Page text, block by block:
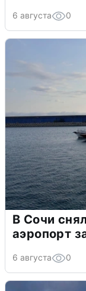
6 августа 0
В Сочи
аэропорт
6 августа 0